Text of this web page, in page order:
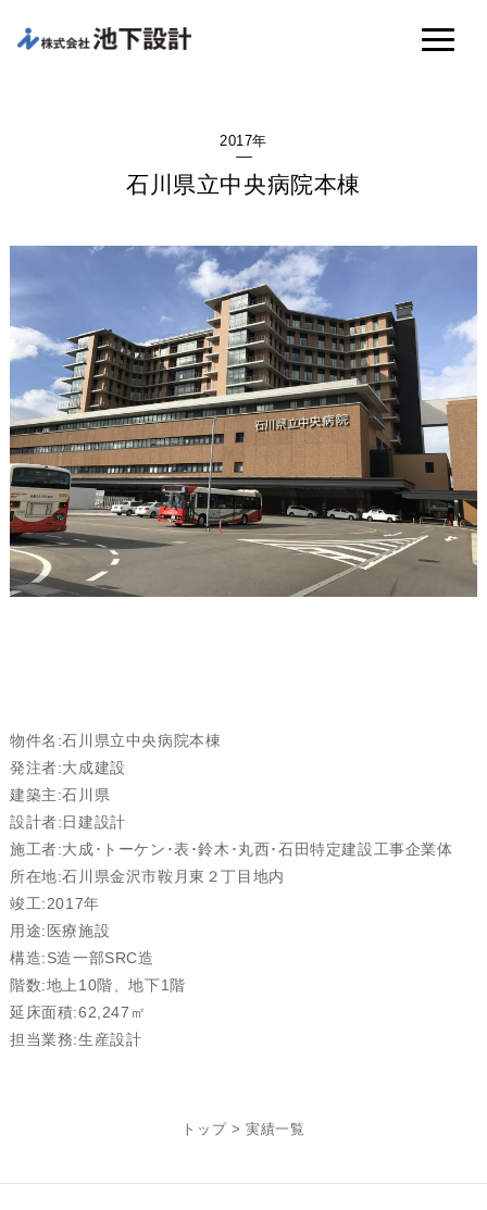
2017年
石川県立中央病院本棟
物件名:石川県立中央病院本棟
発注者:大成建設
建築主:石川県
設計者:日建設計
施工者:大成･トーケン･表･鈴木･丸西･石田特定建設工事企業体
所在地:石川県金沢市鞍月東２丁目地内
竣工:2017年
用途:医療施設
構造:S造一部SRC造
階数:地上10階、地下1階
延床面積:62,247㎡
担当業務:生産設計
トップ > 実績一覧